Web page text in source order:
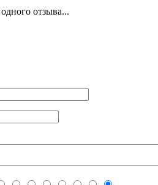
отзыва...